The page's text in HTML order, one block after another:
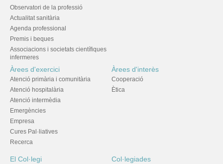
Observatori de la professió
Actualitat sanitària
Agenda professional
Premis i beques
Associacions i societats científiques
infermeres
Àrees d'exercici
Atenció primària i comunitària
Atenció hospitalària
Atenció intermèdia
Emergències
Empresa
Cures Pal·liatives
Recerca
Àrees d'interès
Cooperació
Ètica
El Col·legi Col·legiades